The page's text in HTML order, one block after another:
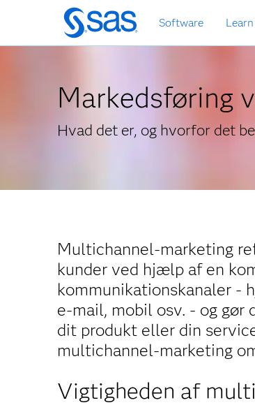
Skip
to
main
Software Learn
Markedsføring
Hvad det er, og hvorfor det
Multichannel-marketing
kunder ved hjælp af en
kommunikationskanaler -
e-mail, mobil osv. - og
dit produkt eller din
multichannel-marketing
Vigtigheden af